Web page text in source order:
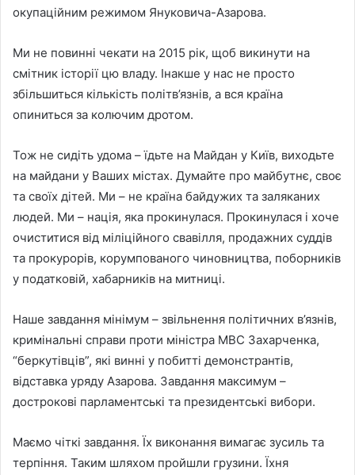
окупаційним режимом Януковича-Азарова.
Ми не повинні чекати на 2015 рік, щоб викинути на
смітник історії цю владу. Інакше у нас не просто
збільшиться кількість політв’язнів, а вся країна
опиниться за колючим дротом.
Тож не сидіть удома – їдьте на Майдан у Київ, виходьте
на майдани у Ваших містах. Думайте про майбутнє, своє
та своїх дітей. Ми – не країна байдужих та заляканих
людей. Ми – нація, яка прокинулася. Прокинулася і хоче
очиститися від міліційного свавілля, продажних суддів
та прокурорів, корумпованого чиновництва, поборників
у податковій, хабарників на митниці.
Наше завдання мінімум – звільнення політичних в’язнів,
кримінальні справи проти міністра МВС Захарченка,
“беркутівців”, які винні у побитті демонстрантів,
відставка уряду Азарова. Завдання максимум –
дострокові парламентські та президентські вибори.
Маємо чіткі завдання. Їх виконання вимагає зусиль та
терпіння. Таким шляхом пройшли грузини. Їхня